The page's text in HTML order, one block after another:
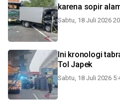
karena sopir
Sabtu, 18 Juli 2026
Ini kronologi
Tol Japek
Sabtu, 18 Juli 2026